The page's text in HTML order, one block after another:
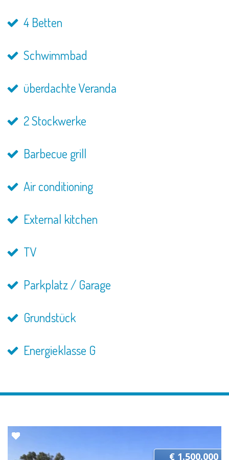
4 Betten
Schwimmbad
überdachte Veranda
2 Stockwerke
Barbecue grill
Air conditioning
External kitchen
TV
Parkplatz / Garage
Grundstück
Energieklasse G
€ 1.500.000